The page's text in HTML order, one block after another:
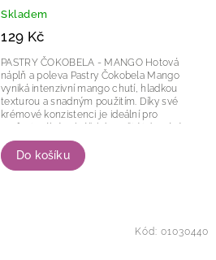
Skladem
129 Kč
Do košíku
PASTRY ČOKOBELA - MANGO Hotová
náplň a poleva Pastry Čokobela Mango
vyniká intenzivní mango chutí, hladkou
texturou a snadným použitím. Díky své
krémové konzistenci je ideální pro
profesionální cukrářské využití i domácí
Kód:01030440